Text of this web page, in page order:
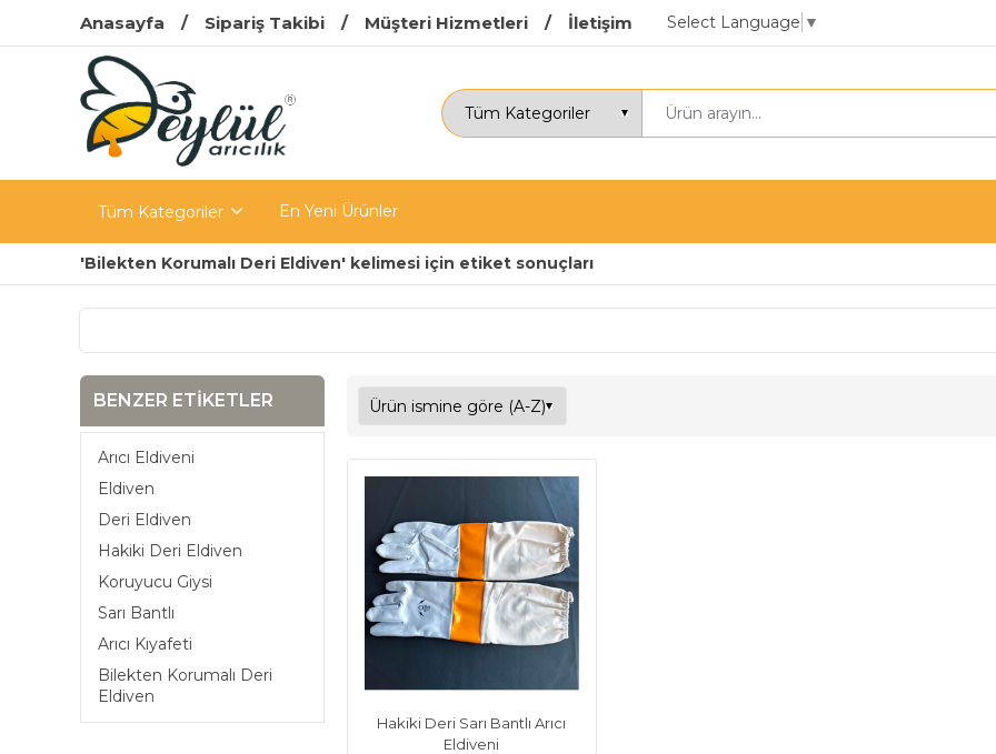
Anasayfa Sipariş Takibi Müşteri Hizmetleri İletişim Select Language ▼
Tüm Kategoriler En Yeni Ürünler
'Bilekten Korumalı Deri Eldiven' kelimesi için etiket sonuçları
BENZER ETIKETLER
Arıcı Eldiveni
Eldiven
Deri Eldiven
Hakiki Deri Eldiven
Koruyucu Giysi
Sarı Bantlı
Arıcı Kıyafeti
Bilekten Korumalı Deri
Eldiven
Hakiki Deri Sarı Bantlı Arıcı
Eldiveni